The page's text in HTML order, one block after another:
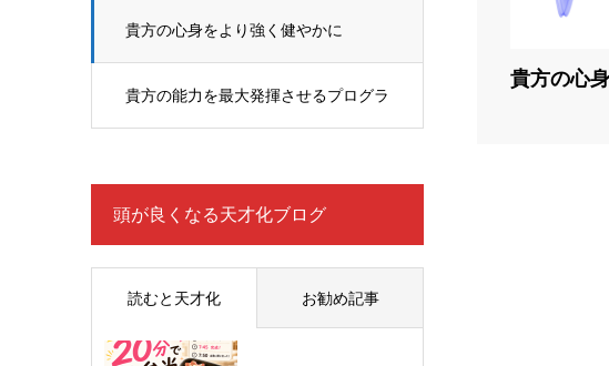
貴方の心身をより強く健やかに
貴方の能力を最大発揮させるプログラ
貴方の心
頭が良くなる天才化ブログ
読むと天才化 お勧め記事